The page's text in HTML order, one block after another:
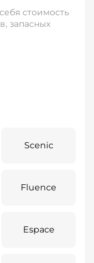
стоимость
запасных
Scenic
Fluence
Espace